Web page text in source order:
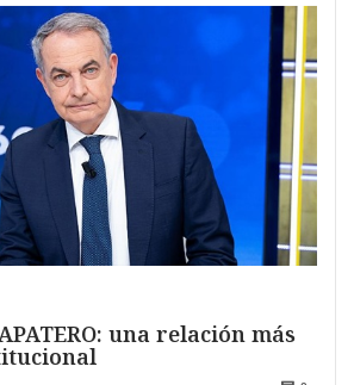
una relación más